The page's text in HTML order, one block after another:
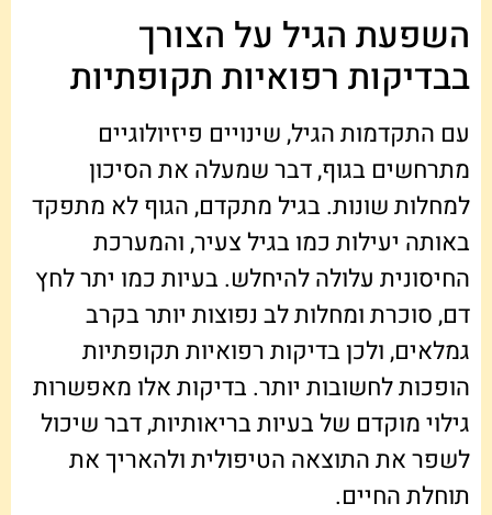
השפעת הגיל על הצורך
בבדיקות רפואיות תקופתיות
עם התקדמות הגיל, שינויים פיזיולוגיים
מתרחשים בגוף, דבר שמעלה את הסיכון
למחלות שונות. בגיל מתקדם, הגוף לא מתפקד
באותה יעילות כמו בגיל צעיר, והמערכת
החיסונית עלולה להיחלש. בעיות כמו יתר לחץ
דם, סוכרת ומחלות לב נפוצות יותר בקרב
גמלאים, ולכן בדיקות רפואיות תקופתיות
הופכות לחשובות יותר. בדיקות אלו מאפשרות
גילוי מוקדם של בעיות בריאותיות, דבר שיכול
לשפר את התוצאה הטיפולית ולהאריך את
תוחלת החיים.